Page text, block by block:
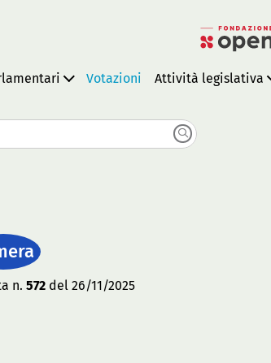
Votazioni Attività legislativa
n. 572 del 26/11/2025